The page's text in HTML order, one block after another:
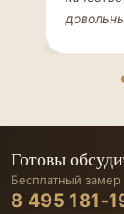
Готовы
Бесплатный
8 495 181-